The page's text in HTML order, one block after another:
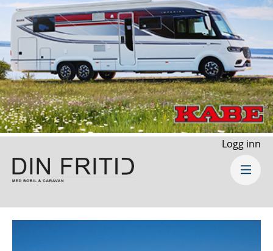
Logg inn